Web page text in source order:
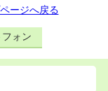
ページへ戻る
ォン